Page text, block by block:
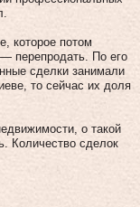
которое потом
перепродать. По его
сделки занимали
то сейчас их доля
о такой
Количество сделок